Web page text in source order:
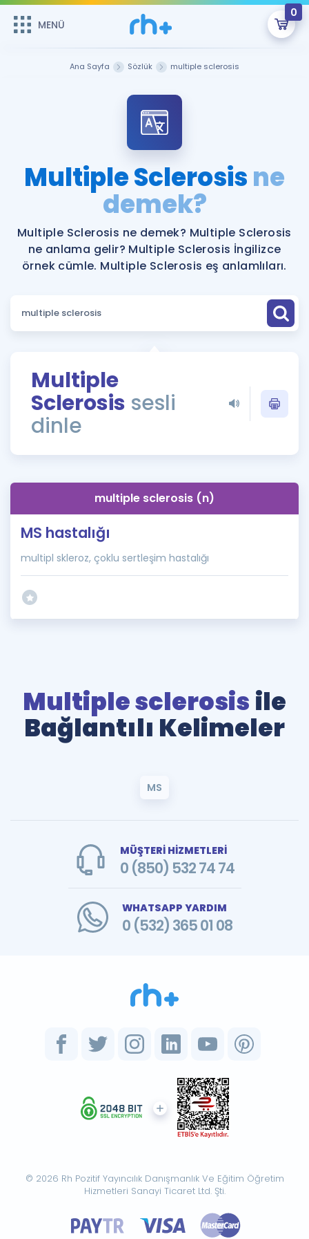
MENÜ
0
Şifremi Hatırlamıyorum
Sepetin Şu An Boş.
Remzi Hoca ile seni sınava hazırlayacak onlarca eğitim seni
bekliyor!
MENÜ
Katılımcı Görüşleri
Faydalı Araçlar
Ücretsiz Kaynaklar
Puan Hesaplama
ÖSYM Sınav Takvimi
Kampanyalar
Blog
İngilizce Gramer
Ana Sayfa Sözlük multiple sclerosis
Multiple Sclerosisne
demek?
Multiple Sclerosis ne demek? Multiple Sclerosis
ne anlama gelir? Multiple Sclerosis İngilizce
örnek cümle. Multiple Sclerosis eş anlamlıları.
Multiple
Sclerosis sesli
dinle
multiple sclerosis (n)
MS hastalığı
multipl skleroz, çoklu sertleşim hastalığı
Multiple sclerosis ile
Bağlantılı Kelimeler
MS
MÜŞTERİ HİZMETLERİ
0 (850) 532 74 74
WHATSAPP YARDIM
0 (532) 365 01 08
© 2026 Rh Pozitif Yayıncılık Danışmanlık Ve Eğitim Öğretim
Hizmetleri Sanayi Ticaret Ltd. Şti.